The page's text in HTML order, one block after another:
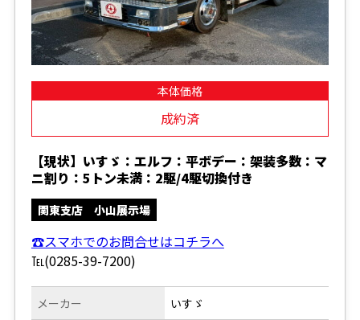
本体価格
成約済
【現状】いすゞ：エルフ：平ボデー：架装多数：マ
ニ割り：5トン未満：2駆/4駆切換付き
関東支店 小山展示場
☎スマホでのお問合せはコチラへ
℡(0285-39-7200)
メーカー いすゞ